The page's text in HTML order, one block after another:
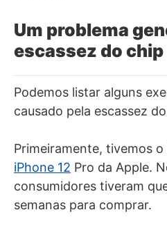
Um problema
escassez do chip
Podemos listar alguns
causado pela escassez
Primeiramente, tivemos
iPhone 12 Pro da Apple.
consumidores tiveram
semanas para comprar.